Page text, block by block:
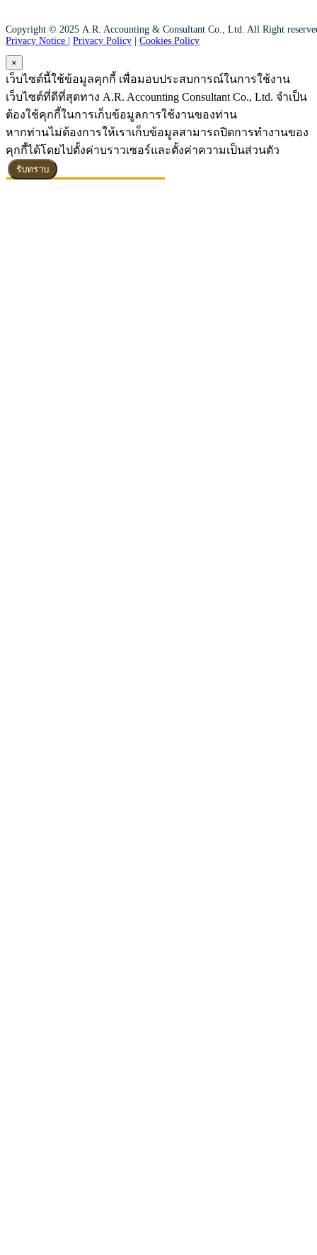
Copyright © 2025 A.R. Accounting & Consultant Co., Ltd. All Right
Privacy Notice |
Privacy Policy Cookies Policy
×
เว็บไซต์นี้ใช้ข้อมูลคุกกี้ เพื่อมอบประสบการณ์ในการใช้งาน
เว็บไซต์ที่ดีที่สุดทาง A.R. Accounting Consultant Co., Ltd. จำเป็น
ต้องใช้คุกกี้ในการเก็บข้อมูลการใช้งานของท่าน
หากท่านไม่ต้องการให้เราเก็บข้อมูลสามารถปิดการทำงานของ
คุกกี้ได้โดยไปตั้งค่าบราวเซอร์และตั้งค่าความเป็นส่วนตัว
รับทราบ